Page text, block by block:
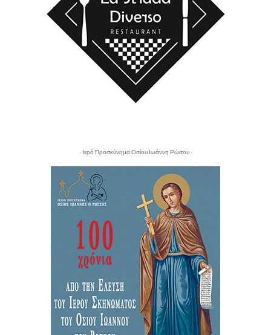
- Ιερό Προσκύνημα Οσίου Ιωάννη Ρώσου -